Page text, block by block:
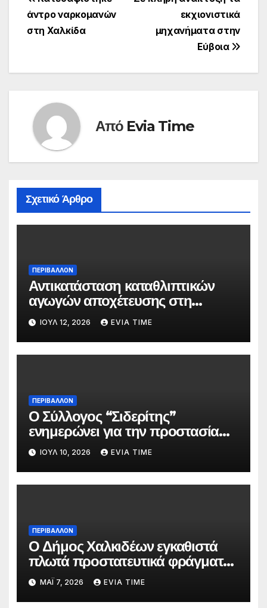
άρθρων
εκχιονιστικά
μηχανήματα στην
Εύβοια
άντρο ναρκομανών
στη Χαλκίδα
Από Evia Time
Σχετικό Άρθρο
ΠΕΡΙΒΑΛΛΟΝ
Αντικατάσταση καταθλιπτικών
αγωγών αποχέτευσης στη
Χαλκίδα τον Αύγουστο
ΙΟΎΛ 12, 2026 EVIA TIME
ΠΕΡΙΒΑΛΛΟΝ
Ο Σύλλογος “Σιδερίτης”
ενημερώνει για την προστασία
προσωπικών δεδομένων
ΙΟΎΛ 10, 2026 EVIA TIME
ΠΕΡΙΒΑΛΛΟΝ
Ο Δήμος Χαλκιδέων εγκαθιστά
πλωτά προστατευτικά φράγματα
στις παραλίες του
ΜΆΙ 7, 2026 EVIA TIME